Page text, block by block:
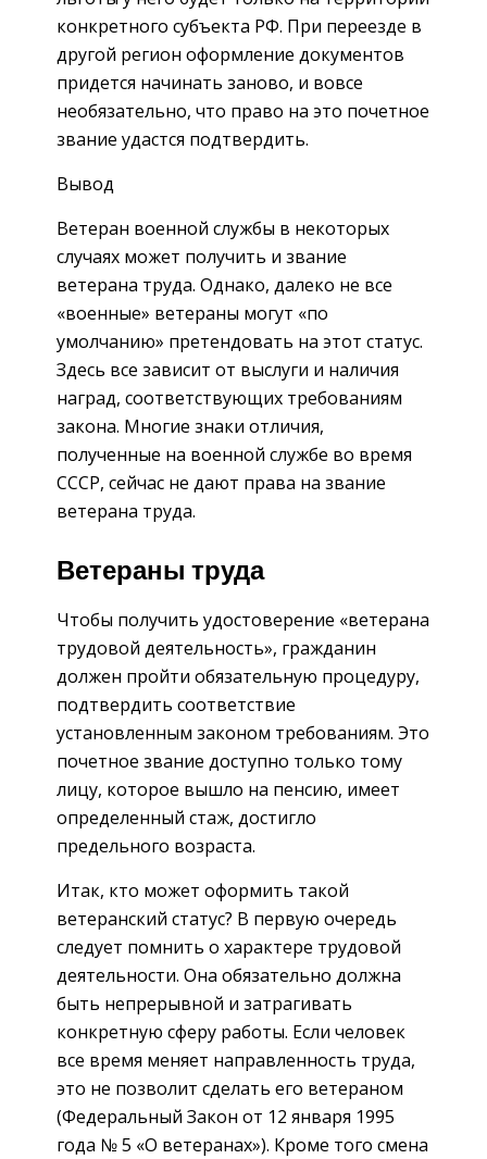
конкретного субъекта РФ. При переезде в
другой регион оформление документов
придется начинать заново, и вовсе
необязательно, что право на это почетное
звание удастся подтвердить.
Вывод
Ветеран военной службы в некоторых
случаях может получить и звание
ветерана труда. Однако, далеко не все
«военные» ветераны могут «по
умолчанию» претендовать на этот статус.
Здесь все зависит от выслуги и наличия
наград, соответствующих требованиям
закона. Многие знаки отличия,
полученные на военной службе во время
СССР, сейчас не дают права на звание
ветерана труда.
Ветераны труда
Чтобы получить удостоверение «ветерана
трудовой деятельность», гражданин
должен пройти обязательную процедуру,
подтвердить соответствие
установленным законом требованиям. Это
почетное звание доступно только тому
лицу, которое вышло на пенсию, имеет
определенный стаж, достигло
предельного возраста.
Итак, кто может оформить такой
ветеранский статус? В первую очередь
следует помнить о характере трудовой
деятельности. Она обязательно должна
быть непрерывной и затрагивать
конкретную сферу работы. Если человек
все время меняет направленность труда,
это не позволит сделать его ветераном
(Федеральный Закон от 12 января 1995
года № 5 «О ветеранах»). Кроме того смена